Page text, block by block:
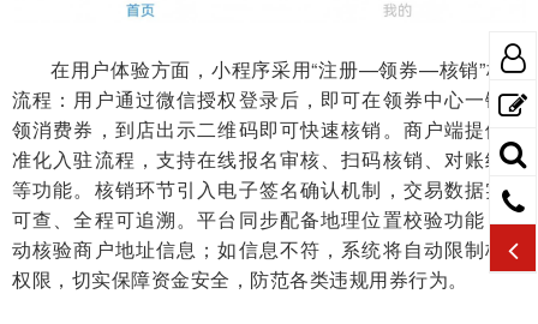
在用户体验方面，小程序采用“注册—领券—核销”极简
流程：用户通过微信授权登录后，即可在领券中心一键申
领消费券，到店出示二维码即可快速核销。商户端提供标
准化入驻流程，支持在线报名审核、扫码核销、对账结算
等功能。核销环节引入电子签名确认机制，交易数据实时
可查、全程可追溯。平台同步配备地理位置校验功能，自
动核验商户地址信息；如信息不符，系统将自动限制核销
权限，切实保障资金安全，防范各类违规用券行为。